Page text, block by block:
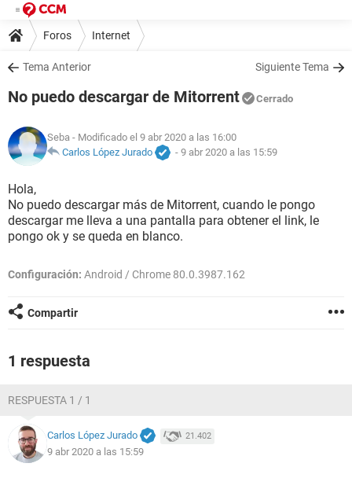
Foros Internet
Tema Anterior Siguiente Tema
No puedo descargar de Mitorrent Cerrado
Seba - Modificado el 9 abr 2020 a las 16:00
Carlos López Jurado
- 9 abr 2020 a las 15:59
Hola,
No puedo descargar más de Mitorrent, cuando le pongo
descargar me lleva a una pantalla para obtener el link, le
pongo ok y se queda en blanco.
Configuración: Android / Chrome 80.0.3987.162
Compartir
1 respuesta
RESPUESTA 1 / 1
Carlos López Jurado 21.402
9 abr 2020 a las 15:59